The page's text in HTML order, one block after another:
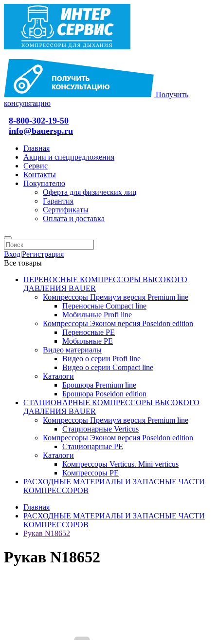
Получить
консультацию
8-800-302-19-50
info@bauersp.ru
Главная
Акции и спецпредложения
Сервис
Контакты
Покупателю
Оферта для физических лиц
Гарантия
Сертификаты
Оплата и доставка
Вход|Регистрация
Все товары
ПЕРЕНОСНЫЕ КОМПРЕССОРЫ ВЫСОКОГО
ДАВЛЕНИЯ BAUER
Компрессоры Премиум версия Premium line
Переносные Compact line
Мобильные Profi line
Компрессоры Эконом версия Poseidon edition
Переносные PE
Мобильные PE
Видео материалы
Видео о серии Profi line
Видео о серии Compact line
Каталоги
Брошюра Premium line
Брошюра Poseidon edition
СТАЦИОНАРНЫЕ КОМПРЕССОРЫ ВЫСОКОГО
ДАВЛЕНИЯ BAUER
Компрессоры Премиум версия Premium line
Стационарные Verticus
Компрессоры Эконом версия Poseidon edition
Стационарные PE
Каталоги
Компрессоры Verticus. Mini verticus
Компрессоры PE
РАСХОДНЫЕ МАТЕРИАЛЫ И ЗАПАСНЫЕ ЧАСТИ
КОМПРЕССОРОВ
Главная
РАСХОДНЫЕ МАТЕРИАЛЫ И ЗАПАСНЫЕ ЧАСТИ
КОМПРЕССОРОВ
Рукав N18652
Рукав N18652